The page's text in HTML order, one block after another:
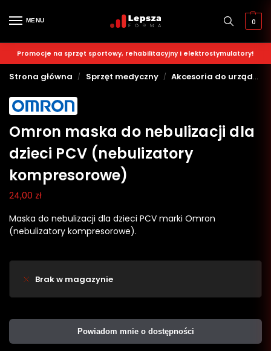
MENU 0
Promocje na sprzęt sportowy, rehabilitacyjny i elektrostymulatory!
Strona główna / Sprzęt medyczny / Akcesoria do urządzeń medycznych
Omron maska do nebulizacji dla
dzieci PCV (nebulizatory
kompresorowe)
24,00 zł
Maska do nebulizacji dla dzieci PCV marki Omron
(nebulizatory kompresorowe).
Brak w magazynie
Powiadom mnie o dostępności